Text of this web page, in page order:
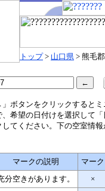
トップ> 山口県 > 熊毛
ボタンをクリックするとミ
、希望の日付けを選択して
してください。下の空室情
マークの説明 マーク
分空きがあります。 ×